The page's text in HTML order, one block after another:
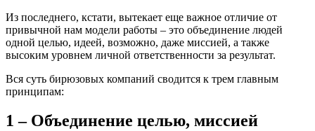
Из последнего, кстати, вытекает еще важное отличие от
привычной нам модели работы – это объединение людей
одной целью, идеей, возможно, даже миссией, а также
высоким уровнем личной ответственности за результат.
Вся суть бирюзовых компаний сводится к трем главным
принципам:
1 – Объединение целью, миссией